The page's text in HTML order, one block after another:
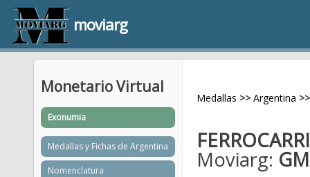
moviarg
Medallas >> Argentina >>
Moviarg:
Monetario Virtual
Exonumia
Medallas y Fichas de Argentina
Nomenclatura